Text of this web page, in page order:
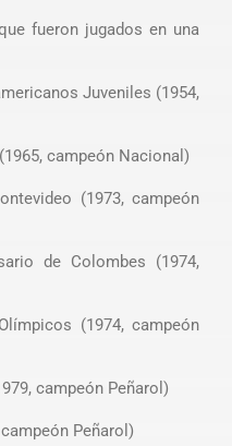
fueron jugados en una
Juveniles (1954,
campeón Nacional)
(1973, campeón
de Colombes (1974,
(1974, campeón
campeón Peñarol)
Peñarol)